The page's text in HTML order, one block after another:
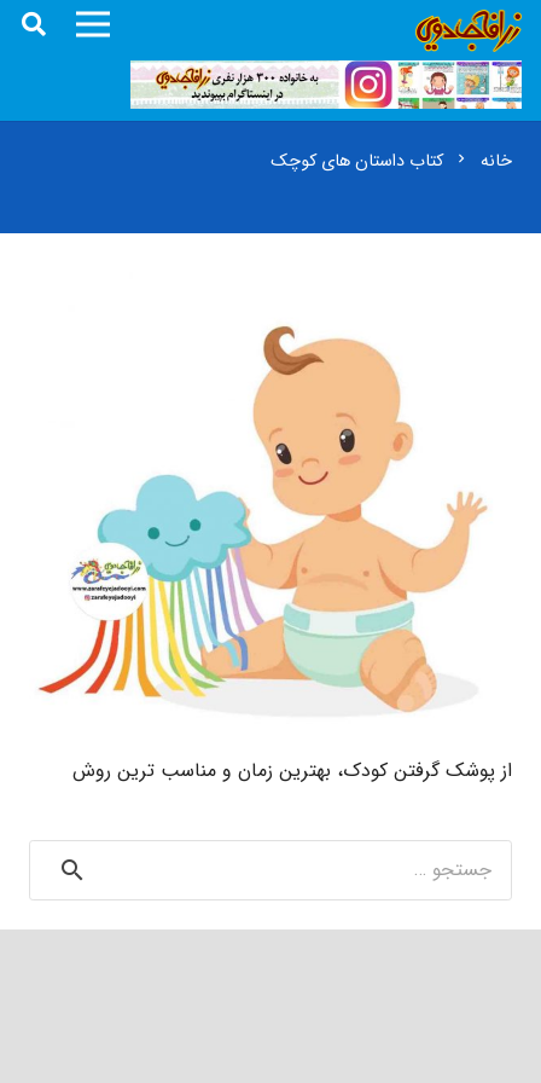
خانه chevron_right کتاب داستان های کوچک
از پوشک گرفتن کودک، بهترین زمان و مناسب ترین روش
برای: